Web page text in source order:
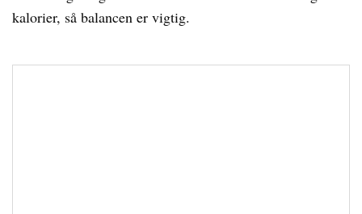
kalorier, så balancen er vigtig.